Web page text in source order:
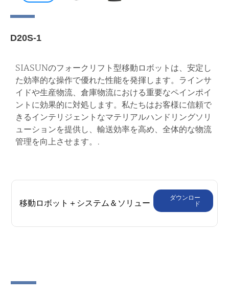
D20S-1
SIASUNのフォークリフト型移動ロボットは、安定し
た効率的な操作で優れた性能を発揮します。ラインサ
イドや生産物流、倉庫物流における重要なペインポイ
ントに効果的に対処します。私たちはお客様に信頼で
きるインテリジェントなマテリアルハンドリングソリ
ューションを提供し、輸送効率を高め、全体的な物流
管理を向上させます。.
移動ロボット＋システム＆ソリュー
ダウンロー
ド